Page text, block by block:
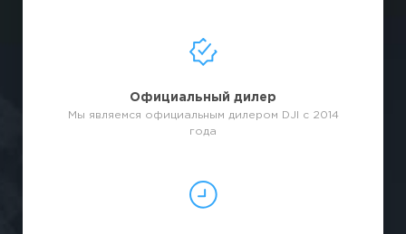
Официальный дилер
Мы являемся официальным дилером DJI с 2014
года